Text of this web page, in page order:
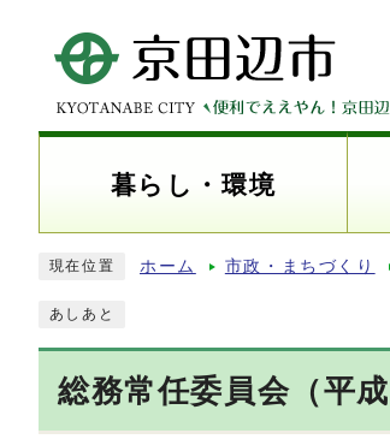
暮らし・環境
現在位置 ホーム 市政・まちづくり
あしあと
総務常任委員会（平